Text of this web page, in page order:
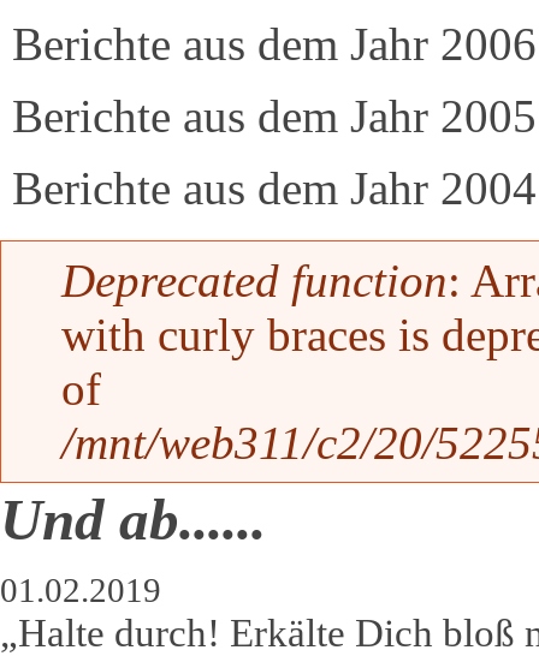
Berichte aus dem Jahr 2006
Berichte aus dem Jahr 2005
Berichte aus dem Jahr 2004
Fehlermeldung
Deprecated function:
with curly braces is
of
/mnt/web311/c2/20/
Und ab......
01.02.2019
„Halte durch! Erkälte Dich bloß